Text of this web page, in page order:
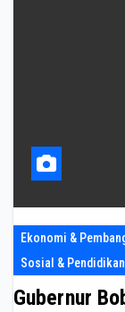
Ekonomi &
Sosial & Pendidikan
Gubernur